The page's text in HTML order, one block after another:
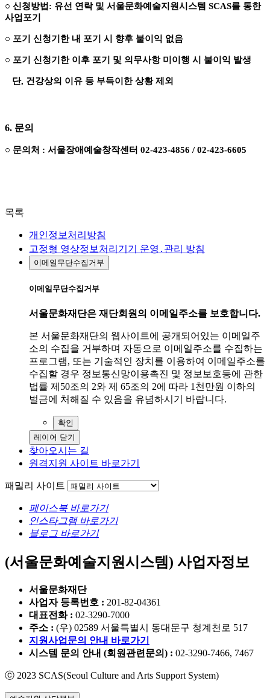
○ 신청방법 : 유선 연락 및 서울문화예술지원시스템 SCAS를 통한
사업포기
○ 포기 신청기한 내 포기 시 향후 불이익 없음
○ 포기 신청기한 이후 포기 및 의무사항 미이행 시 불이익 발생
단, 건강상의 이유 등 부득이한 상황 제외
6. 문의
○ 문의처 : 서울장애예술창작센터 02-423-4856 / 02-423-6605
목록
개인정보처리방침
고정형 영상정보처리기기 운영․관리 방침
이메일무단수집거부
이메일무단수집거부
서울문화재단은 재단회원의 이메일주소를 보호합니다.
본 서울문화재단의 웹사이트에 공개되어있는 이메일주
소의 수집을 거부하며 자동으로 이메일주소를 수집하는
프로그램, 또는 기술적인 장치를 이용하여 이메일주소를
수집할 경우 정보통신망이용촉진 및 정보보호등에 관한
법률 제50조의 2와 제 65조의 2에 따라 1천만원 이하의
벌금에 처해질 수 있음을 유념하시기 바랍니다.
확인
레이어 닫기
찾아오시는 길
원격지원 사이트 바로가기
패밀리 사이트
페이스북 바로가기
인스타그램 바로가기
블로그 바로가기
(서울문화예술지원시스템) 사업자정보
서울문화재단
사업자 등록번호 : 201-82-04361
대표전화 : 02-3290-7000
주소 : (우) 02589 서울특별시 동대문구 청계천로 517
지원사업문의 안내 바로가기
시스템 문의 안내 (회원관련문의) : 02-3290-7466, 7467
ⓒ 2023 SCAS(Seoul Culture and Arts Support System)